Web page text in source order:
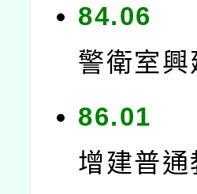
84.06
警衛室興
86.01
增建普